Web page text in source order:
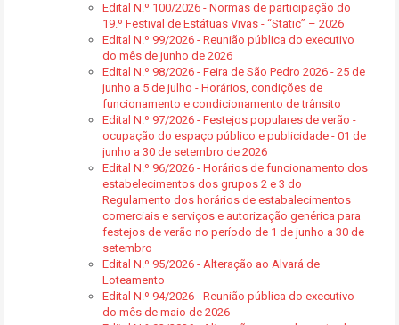
Edital N.º 100/2026 - Normas de participação do
19.º Festival de Estátuas Vivas - “Static” – 2026
Edital N.º 99/2026 - Reunião pública do executivo
do mês de junho de 2026
Edital N.º 98/2026 - Feira de São Pedro 2026 - 25 de
junho a 5 de julho - Horários, condições de
funcionamento e condicionamento de trânsito
Edital N.º 97/2026 - Festejos populares de verão -
ocupação do espaço público e publicidade - 01 de
junho a 30 de setembro de 2026
Edital N.º 96/2026 - Horários de funcionamento dos
estabelecimentos dos grupos 2 e 3 do
Regulamento dos horários de estabalecimentos
comerciais e serviços e autorização genérica para
festejos de verão no período de 1 de junho a 30 de
setembro
Edital N.º 95/2026 - Alteração ao Alvará de
Loteamento
Edital N.º 94/2026 - Reunião pública do executivo
do mês de maio de 2026